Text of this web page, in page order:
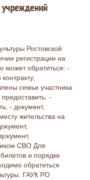
учреждений
Ростовской
регистрации на
может обратиться: -
семьи участника
-
- документ,
жительства на
СВО Для
и порядке
обратиться
ГАУК РО